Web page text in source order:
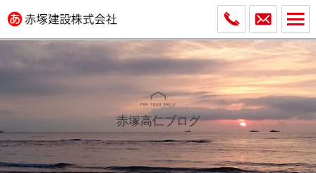
赤塚高仁ブログ